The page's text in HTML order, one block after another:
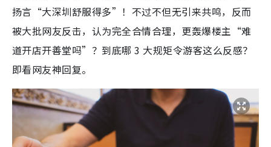
扬言“大深圳舒服得多”！不过不但无引来共鸣，反而
被大批网友反击，认为完全合情合理，更轰爆楼主“难
道开店开善堂吗”？到底哪 3 大规矩令游客这么反感？
即看网友神回复。